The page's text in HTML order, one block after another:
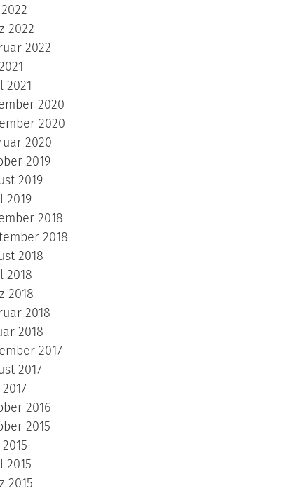
2022
2022
2021
2020
2020
2020
2019
2019
2019
2018
2018
2018
2018
2018
2018
2018
2017
2017
2016
2015
2015
2015